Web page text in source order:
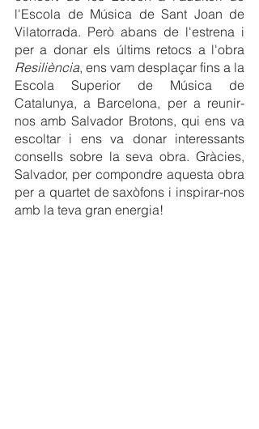
l'Escola de Música de Sant Joan de
Vilatorrada. Però abans de l'estrena i
Resiliència, ens vam desplaçar fins a la
Escola Superior de Música de
Catalunya, a Barcelona, per a reunir-
nos amb Salvador Brotons, qui ens va
escoltar i ens va donar interessants
consells sobre la seva obra. Gràcies,
Salvador, per compondre aquesta obra
per a quartet de saxòfons i inspirar-nos
amb la teva gran energia!